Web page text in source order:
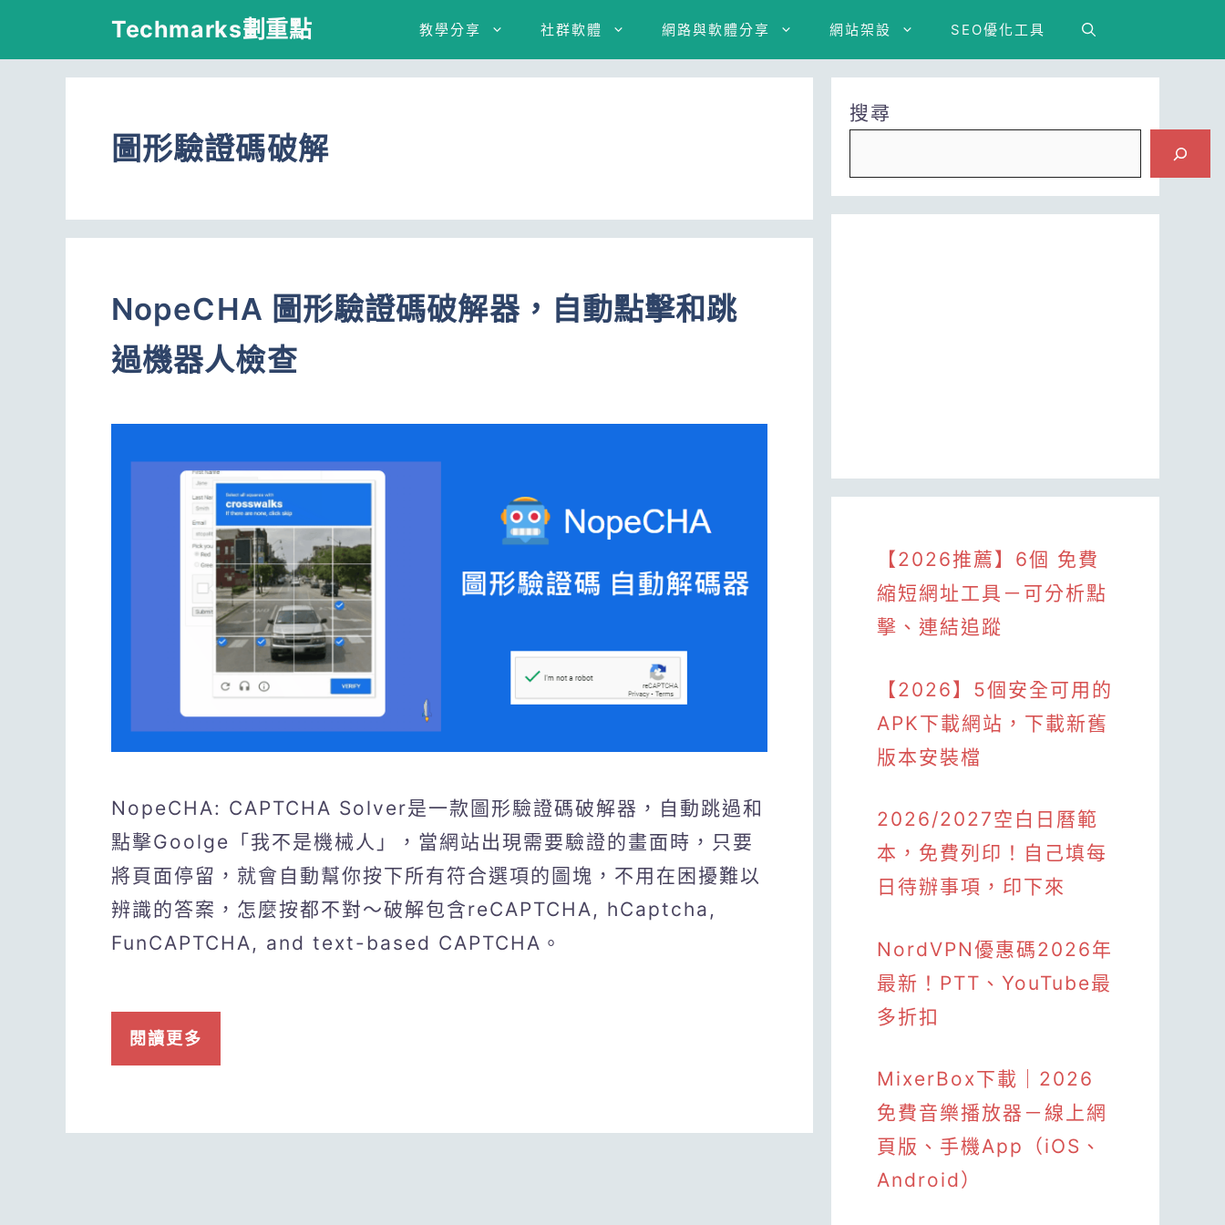
Techmarks劃重點 教學分享 社群軟體 網路與軟體分享 網站架設 SEO優化工具
圖形驗證碼破解
NopeCHA 圖形驗證碼破解器，自動點擊和跳
過機器人檢查
NopeCHA: CAPTCHA Solver是一款圖形驗證碼破解器，自動跳過和
點擊Goolge「我不是機械人」，當網站出現需要驗證的畫面時，只要
將頁面停留，就會自動幫你按下所有符合選項的圖塊，不用在困擾難以
辨識的答案，怎麼按都不對～破解包含reCAPTCHA, hCaptcha,
FunCAPTCHA, and text-based CAPTCHA。
閱讀更多
搜尋
【2026推薦】6個 免費
縮短網址工具－可分析點
擊、連結追蹤
【2026】5個安全可用的
APK下載網站，下載新舊
版本安裝檔
2026/2027空白日曆範
本，免費列印！自己填每
日待辦事項，印下來
NordVPN優惠碼2026年
最新！PTT、YouTube最
多折扣
MixerBox下載｜2026
免費音樂播放器－線上網
頁版、手機App（iOS、
Android）